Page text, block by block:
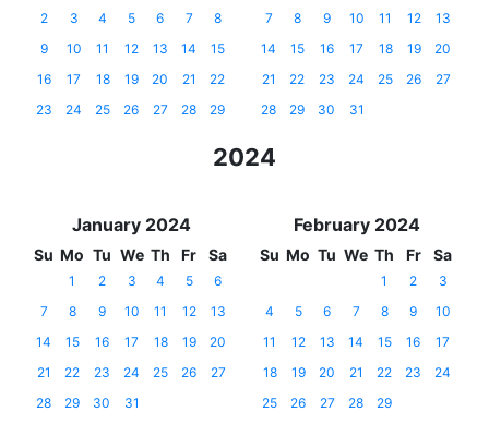
2
3 4 5 6 7
8
9
10 11 12 13 14
15
16
17 18 19 20 21
22
23
24 25 26 27 28 29
7
8 9 10 11 12
13
14
15 16 17 18 19
20
21
22 23 24 25 26
27
28
29 30 31
2024
January 2024
Su Mo Tu We Th Fr Sa
1 2 3 4 5
6
7
8 9 10 11 12
13
14
15 16 17 18 19
20
21
22 23 24 25 26
27
28
29 30 31
February 2024
Su Mo Tu We Th Fr Sa
1 2
3
4
5 6 7 8 9
10
11
12 13 14 15 16
17
18
19 20 21 22 23
24
25
26 27 28 29